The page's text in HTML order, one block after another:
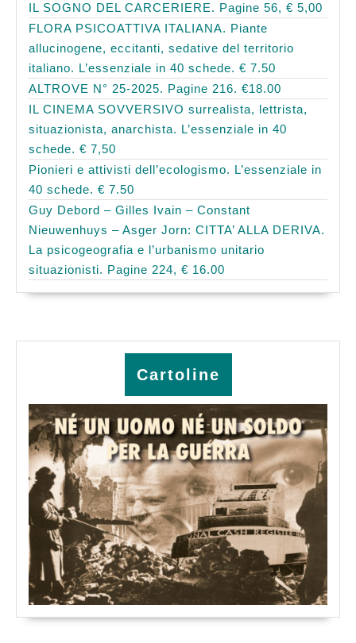
IL SOGNO DEL CARCERIERE. Pagine 56, € 5,00
FLORA PSICOATTIVA ITALIANA. Piante
allucinogene, eccitanti, sedative del territorio
italiano. L’essenziale in 40 schede. € 7.50
ALTROVE N° 25-2025. Pagine 216. €18.00
IL CINEMA SOVVERSIVO surrealista, lettrista,
situazionista, anarchista. L’essenziale in 40
schede. € 7,50
Pionieri e attivisti dell’ecologismo. L’essenziale in
40 schede. € 7.50
Guy Debord – Gilles Ivain – Constant
Nieuwenhuys – Asger Jorn: CITTA’ ALLA DERIVA.
La psicogeografia e l’urbanismo unitario
situazionisti. Pagine 224, € 16.00
Cartoline